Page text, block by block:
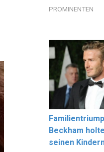
PROMINENTEN
Beckham
seinen